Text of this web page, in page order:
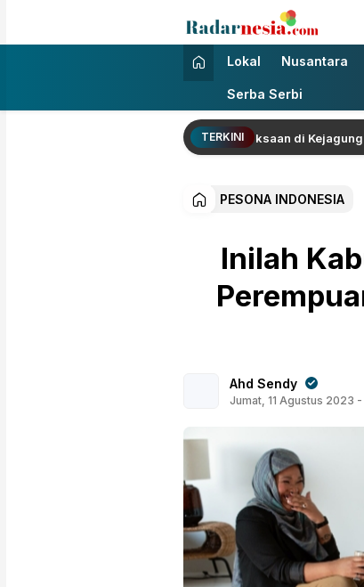
Radarnesia
Enak Dibaca
Lokal Nusantara
Serba Serbi
TERKINI
Tersangka TPPU Jalani Pemeriksaan di Kejagung
PESONA INDONESIA
Inilah
Ahd Sendy
Jumat, 11 Agustus 2023 -